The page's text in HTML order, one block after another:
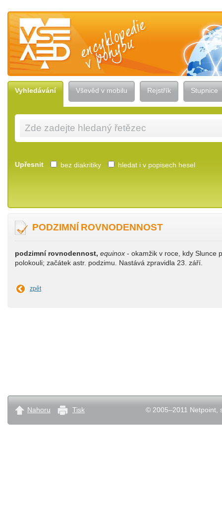
Vševěd — encyklopedie v pohybu
Vyhledávání Vševěd v mobilu Rejstřík Stupnice
Upřesnit bez diakritiky hledat i v popisech hesel
PODZIMNÍ ROVNODENNOST
podzimní rovnodennost, equinox - okamžik v roce, kdy Slunce
polokouli; začátek astr. podzimu. Nastává zpravidla 23. září.
zpět
© 2005–2011 Netpoint,
Nahoru Tisk